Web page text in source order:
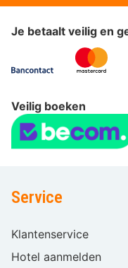
Je betaalt veilig en
Veilig boeken
Service
Klantenservice
Hotel aanmelden